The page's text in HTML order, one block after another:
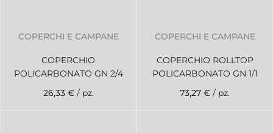
COPERCHI E CAMPANE
COPERCHIO
POLICARBONATO GN 2/4
26,33 € / pz.
COPERCHI E CAMPANE
COPERCHIO ROLLTOP
POLICARBONATO GN 1/1
73,27 € / pz.